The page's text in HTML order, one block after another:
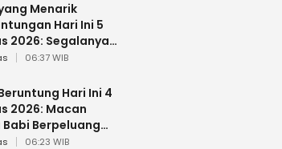
Menarik
Hari Ini 5
2026: Segalanya
Lancar
06:37 WIB
Hari Ini 4
2026: Macan
Berpeluang
Baik
06:23 WIB